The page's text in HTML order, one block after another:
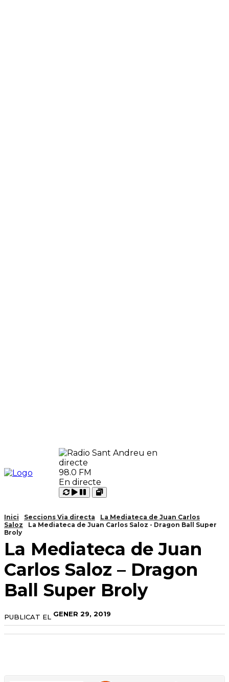
98.0 FM
En directe
Carregant
Reproduir
Pausar
Open
Inici Seccions Via directa
La Mediateca de Juan Carlos
Saloz
La Mediateca de Juan Carlos Saloz - Dragon Ball Super
Broly
La Mediateca de Juan
Carlos Saloz – Dragon
Ball Super Broly
PUBLICAT EL GENER 29, 2019